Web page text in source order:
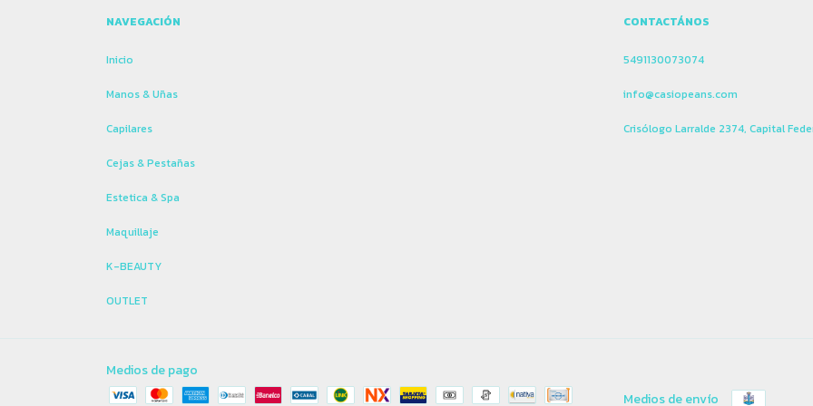
NAVEGACIÓN
Inicio
Manos & Uñas
Capilares
Cejas & Pestañas
Estetica & Spa
Maquillaje
K-BEAUTY
OUTLET
CONTACTÁNOS
5491130073074
info@casiopeans.com
Crisólogo Larralde 2374, Capital
Medios de pago
Medios de envío